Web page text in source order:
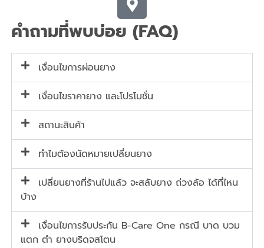
คำถามที่พบบ่อย (FAQ)
เงื่อนไขการผ่อนยาง
เงื่อนไขราคายาง และโปรโมชั่น
สถานะสินค้า
ทำไมต้องนัดหมายเปลี่ยนยาง
เปลี่ยนยางที่ร้านไปแล้ว จะสลับยาง ถ่วงล้อ ได้ที่ไหน
บ้าง
เงื่อนไขการรับประกัน B-Care One กรณี บาด บวม
แตก ตำ ยางบริดจสโตน